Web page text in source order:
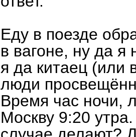
Еду в поезде
в вагоне, ну да я
я да китаец (или
люди
Время час ночи,
Москву 9:20